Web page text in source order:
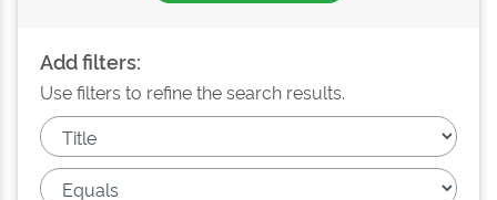
Add filters:
Use filters to refine the search results.